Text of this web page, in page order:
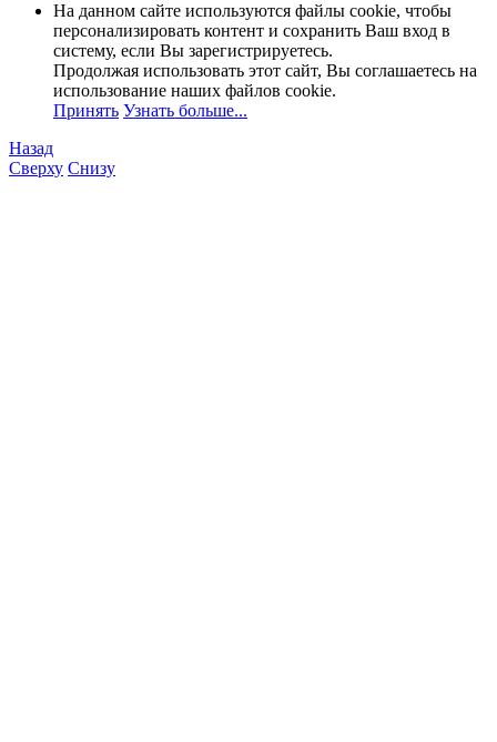
На данном сайте используются файлы cookie, чтобы
персонализировать контент и сохранить Ваш вход в
систему, если Вы зарегистрируетесь.
Продолжая использовать этот сайт, Вы соглашаетесь на
использование наших файлов cookie.
Принять Узнать больше...
Назад
Сверху Снизу